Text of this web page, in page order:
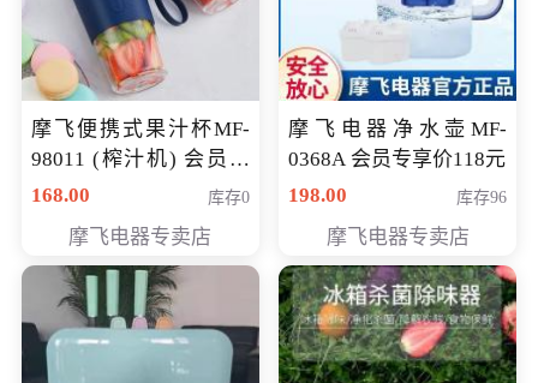
摩飞便携式果汁杯MF-
98011 (榨汁机) 会员专
享价138元
168.00 库存0
摩飞电器专卖店
摩飞电器净水壶MF-
0368A 会员专享价118元
198.00
库存96
摩飞电器专卖店